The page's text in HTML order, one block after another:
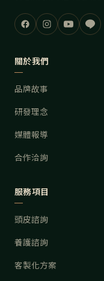
關於我們
品牌故事
研發理念
媒體報導
合作洽詢
服務項目
頭皮諮詢
養護諮詢
客製化方案